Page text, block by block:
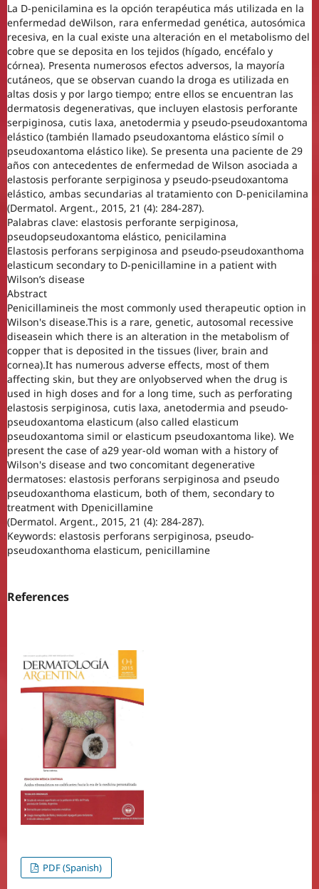
La D-penicilamina es la opción terapéutica más utilizada en la
enfermedad deWilson, rara enfermedad genética, autosómica
recesiva, en la cual existe una alteración en el metabolismo del
cobre que se deposita en los tejidos (hígado, encéfalo y
córnea). Presenta numerosos efectos adversos, la mayoría
cutáneos, que se observan cuando la droga es utilizada en
altas dosis y por largo tiempo; entre ellos se encuentran las
dermatosis degenerativas, que incluyen elastosis perforante
serpiginosa, cutis laxa, anetodermia y pseudo-pseudoxantoma
elástico (también llamado pseudoxantoma elástico símil o
pseudoxantoma elástico like). Se presenta una paciente de 29
años con antecedentes de enfermedad de Wilson asociada a
elastosis perforante serpiginosa y pseudo-pseudoxantoma
elástico, ambas secundarias al tratamiento con D-penicilamina
(Dermatol. Argent., 2015, 21 (4): 284-287).
Palabras clave: elastosis perforante serpiginosa,
pseudopseudoxantoma elástico, penicilamina
Elastosis perforans serpiginosa and pseudo-pseudoxanthoma
elasticum secondary to D-penicillamine in a patient with
Wilson’s disease
Abstract
Penicillamineis the most commonly used therapeutic option in
Wilson's disease.This is a rare, genetic, autosomal recessive
diseasein which there is an alteration in the metabolism of
copper that is deposited in the tissues (liver, brain and
cornea).It has numerous adverse effects, most of them
affecting skin, but they are onlyobserved when the drug is
used in high doses and for a long time, such as perforating
elastosis serpiginosa, cutis laxa, anetodermia and pseudo-
pseudoxantoma elasticum (also called elasticum
pseudoxantoma simil or elasticum pseudoxantoma like). We
present the case of a29 year-old woman with a history of
Wilson's disease and two concomitant degenerative
dermatoses: elastosis perforans serpiginosa and pseudo
pseudoxanthoma elasticum, both of them, secondary to
treatment with Dpenicillamine
(Dermatol. Argent., 2015, 21 (4): 284-287).
Keywords: elastosis perforans serpiginosa, pseudo-
pseudoxanthoma elasticum, penicillamine
References
PDF (Spanish)